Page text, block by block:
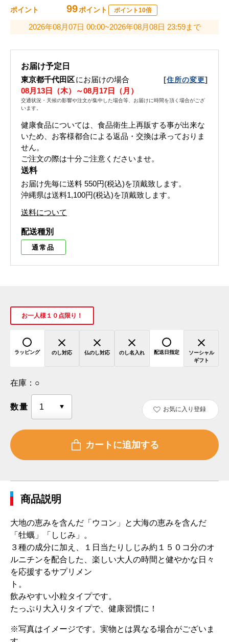
ポイント 99ポイント ポイント10倍
2026年08月07日 00:00~2026年08月08日 23:59まで
お届け予定日
東京都千代田区にお届けの場合 [住所の変更]
08月13日（木）～08月17日（月）
交通状況・天候の影響や注文が集中した場合等、お届けに時間を頂く場合がござ
います。
健康食品については、食品衛生上再販する事が出来な
いため、お客様都合による返品・交換は承っておりま
せん。
ご注文の際は十分ご注意くださいませ。
送料
お届け先毎に送料 550円(税込)を頂戴致します。
沖縄県は送料1,100円(税込)を頂戴致します。
送料について
配送種別
通常品
お一人様１０点限り！
ラッピング のし対応 仏のし対応 のし名入れ 配送日指定
ソーシャル
ギフト
在庫： ○
数量 お気に入り登録
商品説明
大地の恵みを含んだ「ウコン」と大海の恵みを含んだ
「牡蠣」「しじみ」。
３種の成分に加え、１日当たりしじみ約１５０コ分のオ
ルニチンを配合した、楽しい大人の時間と健やかな日々
を応援するサプリメン
ト。
飲みやすい小粒タイプです。
たっぷり大入りタイプで、健康習慣に！
※写真はイメージです。実物とは異なる場合がございま